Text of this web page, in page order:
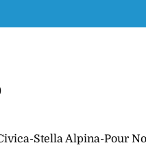
Stella Alpina-Pour